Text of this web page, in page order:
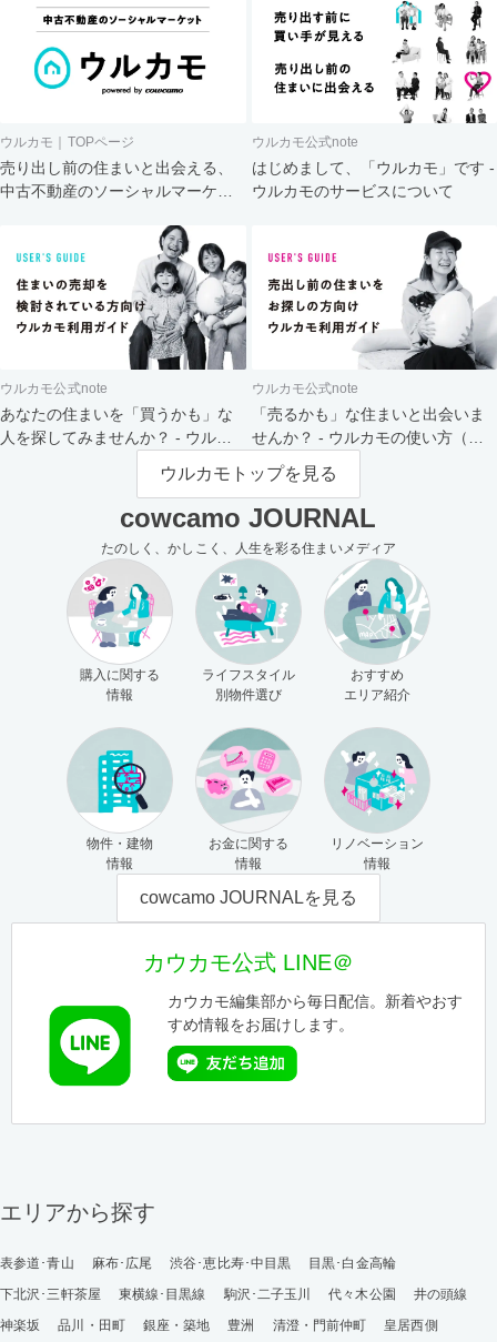
ウルカモ｜TOPページ
売り出し前の住まいと出会える、
中古不動産のソーシャルマーケッ
ウルカモ公式note
はじめまして、「ウルカモ」です -
ウルカモのサービスについて
ウルカモ公式note
あなたの住まいを「買うかも」な
人を探してみませんか？ - ウルカ
ウルカモ公式note
「売るかも」な住まいと出会いま
せんか？ - ウルカモの使い方（買
主さま向け）
ウルカモトップを見る
cowcamo JOURNAL
たのしく、かしこく、人生を彩る住まいメディア
購入に関する
情報
ライフスタイル
別物件選び
おすすめ
エリア紹介
物件・建物
情報
お金に関する
情報
リノベーション
情報
cowcamo JOURNALを見る
カウカモ公式 LINE＠
カウカモ編集部から毎日配信。新着やおす
すめ情報をお届けします。
エリアから探す
表参道･青山 麻布･広尾 渋谷･恵比寿･中目黒
目黒･白金高輪
下北沢･三軒茶屋
東横線･目黒線 駒沢･二子玉川 代々木公園
井の頭線
神楽坂
品川・田町 銀座・築地 豊洲 清澄・門前仲町
皇居西側